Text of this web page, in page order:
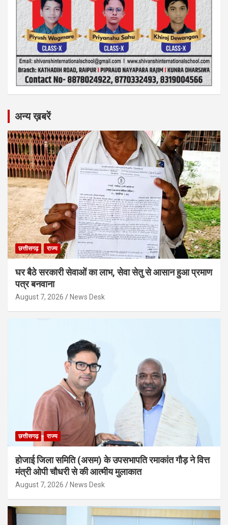
अन्य ख़बरें
छत्तीसगढ़ राज्य
घर बैठे सरकारी सेवाओं का लाभ, सेवा सेतु से आसान हुआ प्रमाण
पत्र बनवाना
August 7, 2026 News Desk
छत्तीसगढ़ राज्य
होजाई जिला समिति (असम) के उपसभापति रमाकांत गौड़ ने वित्त
मंत्री ओपी चौधरी से की आत्मीय मुलाकात
August 7, 2026 News Desk